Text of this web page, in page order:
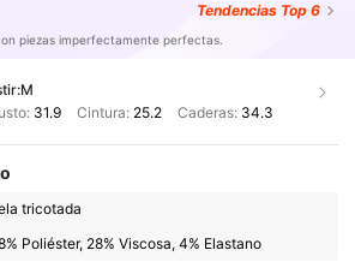
Tendencias Top 6
piezas imperfectamente perfectas.
M
31.9 Cintura: 25.2 Caderas: 34.3
tricotada
Poliéster, 28% Viscosa, 4% Elastano